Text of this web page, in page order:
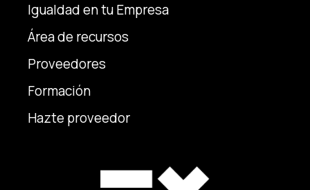
Igualdad en tu Empresa
Área de recursos
Proveedores
Formación
Hazte proveedor